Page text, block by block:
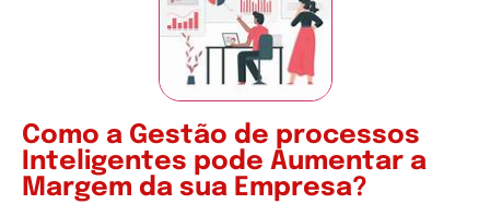
Como a Gestão de processos
Inteligentes pode Aumentar a
Margem da sua Empresa?